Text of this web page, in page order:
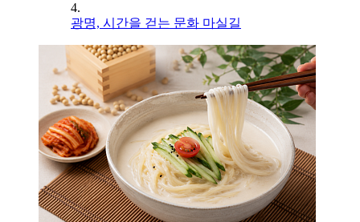
4.
광명, 시간을 걷는 문화 마실길